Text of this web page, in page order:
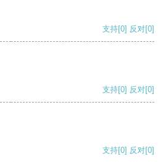
支持[0] 反对[0]
支持[0] 反对[0]
支持[0] 反对[0]